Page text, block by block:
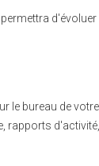
le bureau de